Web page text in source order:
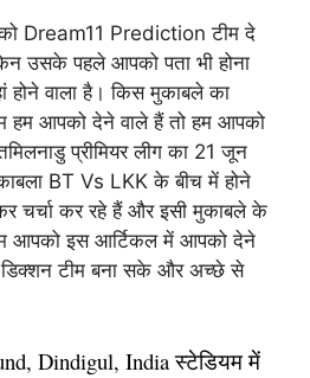
Dream11 Prediction टीम दे
उसके पहले आपको पता भी होना
होने वाला है। किस मुकाबले का
हम आपको देने वाले हैं तो हम आपको
प्रीमियर लीग का 21 जून
BT Vs LKK के बीच में होने
चर्चा कर रहे हैं और इसी मुकाबले के
आपको इस आर्टिकल में आपको देने
टीम बना सके और अच्छे से
Dindigul, India स्टेडियम में